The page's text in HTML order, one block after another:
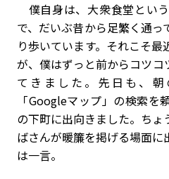
僕自身は、大衆食堂とい
で、だいぶ昔から足繁く通
り歩いています。それこそ
が、僕はずっと前からコツコ
てきました。先日も、
「Googleマップ」の検索を
の下町に出向きました。ち
ばさんが暖簾を掲げる場面
は一言。